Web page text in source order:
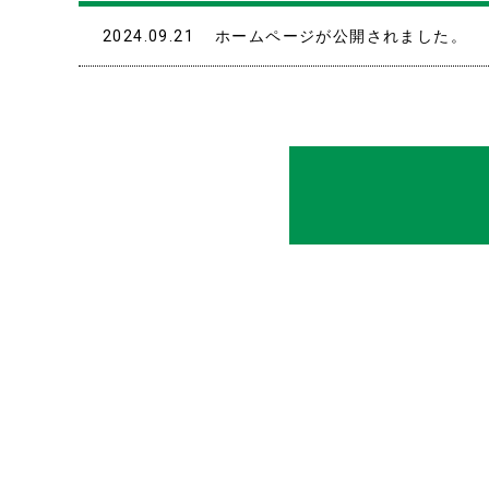
2024.09.21 ホームページが公開されました。